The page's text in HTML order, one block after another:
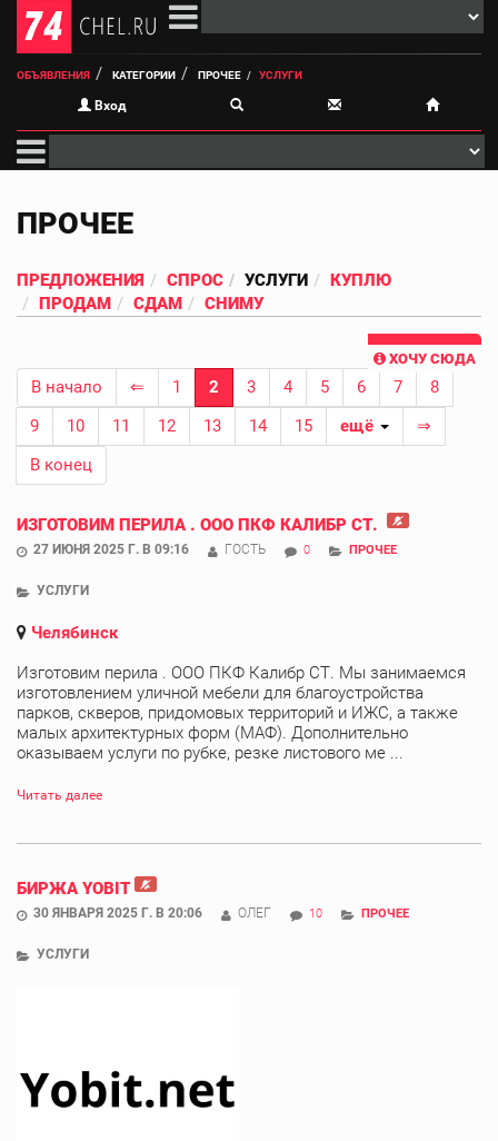
ОБЪЯВЛЕНИЯ КАТЕГОРИИ ПРОЧЕЕ УСЛУГИ
Вход
ПРОЧЕЕ
ПРЕДЛОЖЕНИЯ СПРОС УСЛУГИ
КУПЛЮ
ПРОДАМ
СДАМ СНИМУ
ХОЧУ СЮДА
В начало ⇐ 1 2 3 4 5 6 7
8
9
10 11 12 13 14 15 ещё
⇒
В конец
ИЗГОТОВИМ ПЕРИЛА . ООО ПКФ КАЛИБР СТ.
27 ИЮНЯ 2025 Г. В 09:16 ГОСТЬ 0 ПРОЧЕЕ
УСЛУГИ
Челябинск
Изготовим перила . ООО ПКФ Калибр СТ. Мы занимаемся
изготовлением уличной мебели для благоустройства
парков, скверов, придомовых территорий и ИЖС, а также
малых архитектурных форм (МАФ). Дополнительно
оказываем услуги по рубке, резке листового ме ...
Читать далее
БИРЖА YOBIT
30 ЯНВАРЯ 2025 Г. В 20:06 ОЛЕГ 10 ПРОЧЕЕ
УСЛУГИ